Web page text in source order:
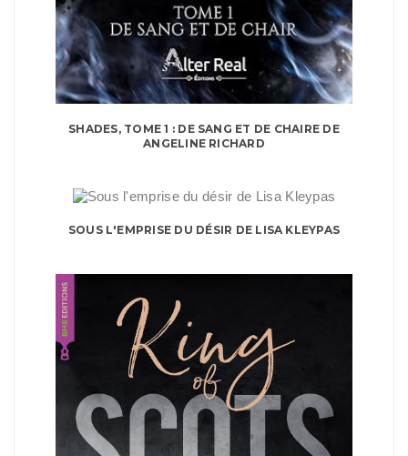
SHADES, TOME 1 : DE SANG ET DE CHAIRE DE
ANGELINE RICHARD
SOUS L'EMPRISE DU DÉSIR DE LISA KLEYPAS